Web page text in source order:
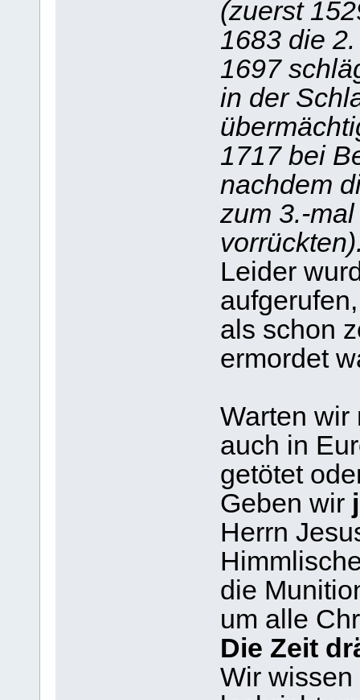
(zuerst
1683 die
1697
in der
1717 bei
nachdem
zum 3.-
Leider
aufgerufen,
als schon
ermordet
Warten wir
auch in
getötet
Geben wir
Herrn
die
um alle
Die Zeit
Wir